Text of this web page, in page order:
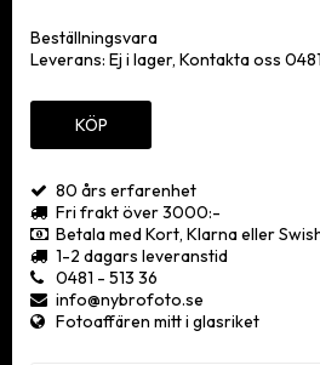
och den korta närgränsen gör att du
rymmer allt du önskar – eller leka
överdriva perspektivet. Dessutom får
man riktigt kan sjunka in i.
Beställningsvara
Leverans: Ej i lager, Kontakta oss
KÖP
80 års erfarenhet
Fri frakt över 3000:-
Betala med Kort, Klarna eller
1-2 dagars leveranstid
0481 - 513 36
info@nybrofoto.se
Fotoaffären mitt i glasriket